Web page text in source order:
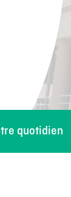
quotidien